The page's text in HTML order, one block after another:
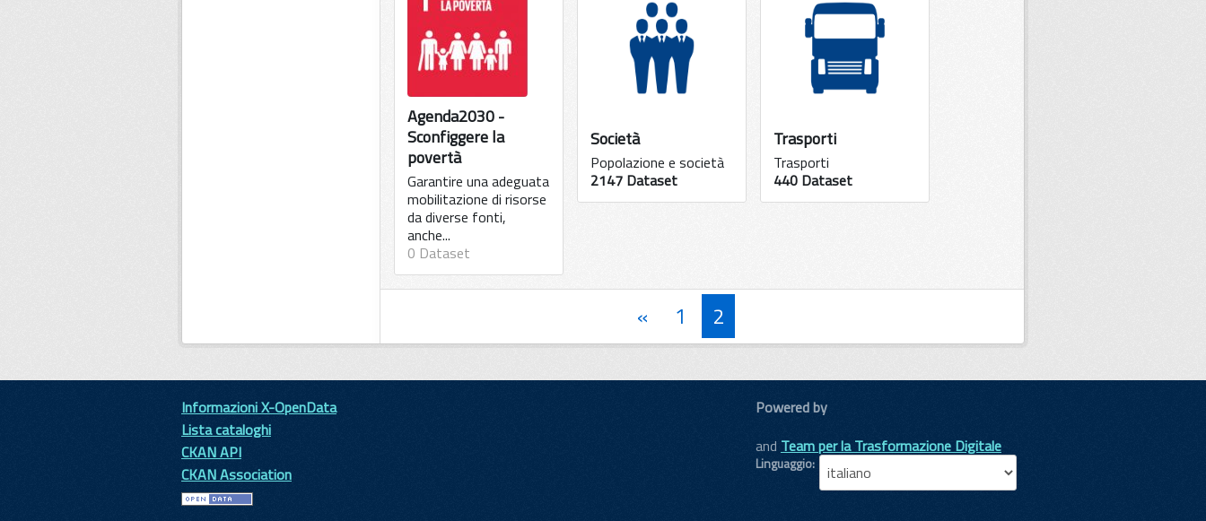
Agenda2030 -
Sconfiggere la
povertà
Garantire una adeguata
mobilitazione di risorse
da diverse fonti,
anche...
0 Dataset
Società
Popolazione e società
2147 Dataset
Trasporti
Trasporti
440 Dataset
« 1 2
Informazioni X-OpenData
Lista cataloghi
CKAN API
CKAN Association
Powered by
and Team per la Trasformazione Digitale
Linguaggio